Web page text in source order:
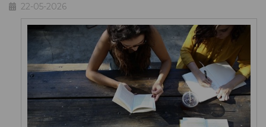
22-05-2026